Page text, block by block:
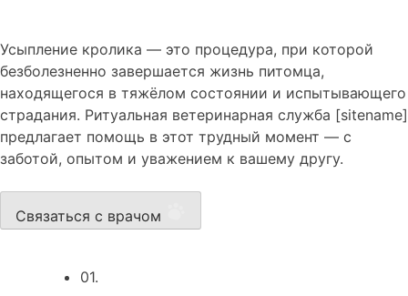
Усыпление кролика — это процедура, при которой
безболезненно завершается жизнь питомца,
находящегося в тяжёлом состоянии и испытывающего
страдания. Ритуальная ветеринарная служба [sitename]
предлагает помощь в этот трудный момент — с
заботой, опытом и уважением к вашему другу.
Связаться с врачом
01.